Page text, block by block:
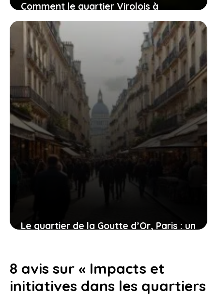
Comment le quartier Virolois à
Tourcoing équilibre son passé et son
avenir
6 juillet 2026
Le quartier de la Goutte d’Or, Paris : un
5 juillet 2026
8 avis sur « Impacts et
initiatives dans les quartiers